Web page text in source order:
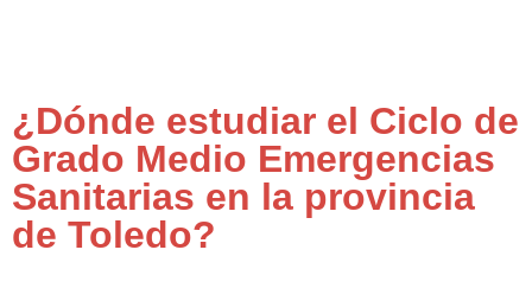
¿Dónde estudiar el Ciclo de
Grado Medio Emergencias
Sanitarias en la provincia
de Toledo?